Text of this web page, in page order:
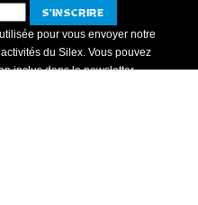
pour vous envoyer notre
du Silex. Vous pouvez
inclus dans la newsletter.